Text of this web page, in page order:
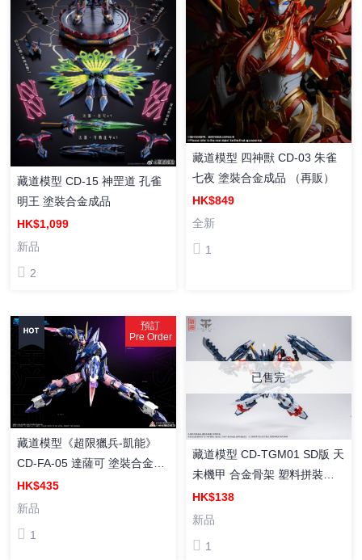
藏道模型 CD-15 神罡道 孔雀
明王 塗裝合金成品
HK$1,099
新品
2
藏道模型 四神獸 CD-03 朱雀
七夜 塗裝合金成品 （再販）
HK$849
全新
1
預訂
Pre Order
藏道模型《超限獵兵-凱能》
CD-FA-05 達薩可 塗裝合金成
品
HK$435
新品
1
已售完
藏道模型 CD-TGM01 SD版 天
未機甲 合金骨架 塑料拼裝模
型
HK$138
新品
1